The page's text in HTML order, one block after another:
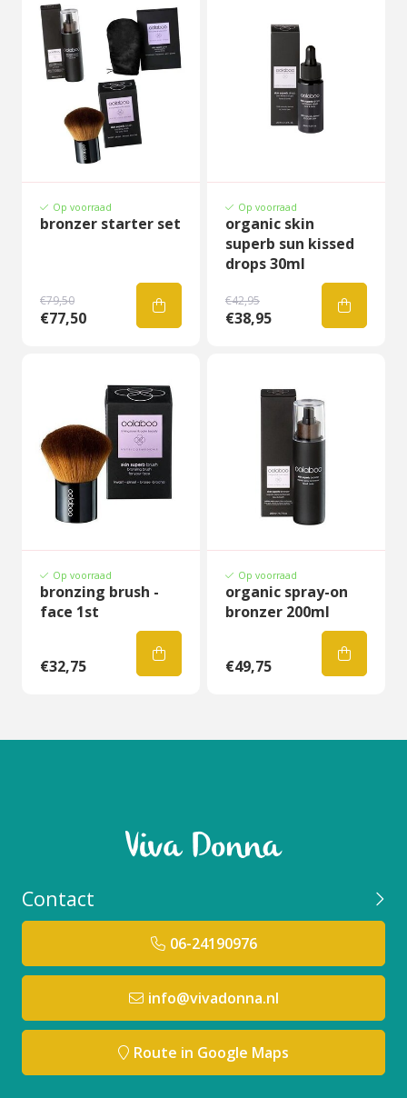
Op voorraad
bronzer starter set
€79,50
€77,50
Op voorraad
organic skin
superb sun kissed
drops 30ml
€42,95
€38,95
Op voorraad
bronzing brush -
face 1st
€32,75
Op voorraad
organic spray-on
bronzer 200ml
€49,75
Contact
06-24190976
info@vivadonna.nl
Route in Google Maps